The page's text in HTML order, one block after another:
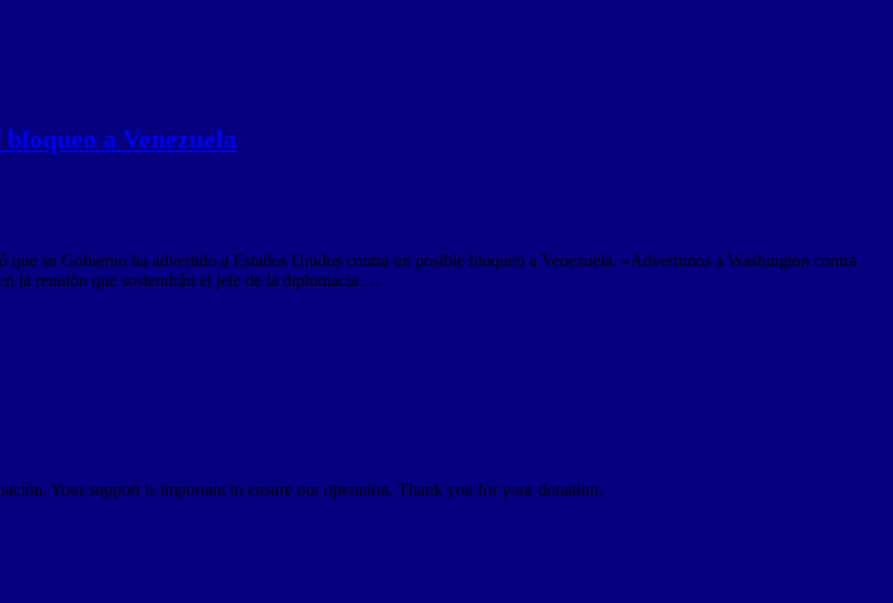
a Venezuela
su Gobierno ha advertido a Estados Unidos contra un posible bloqueo a Venezuela. «Advertimos a Washington contra
la reunión que sostendrán el jefe de la diplomacia …
Your support is important to ensure our operation. Thank you for your donation.